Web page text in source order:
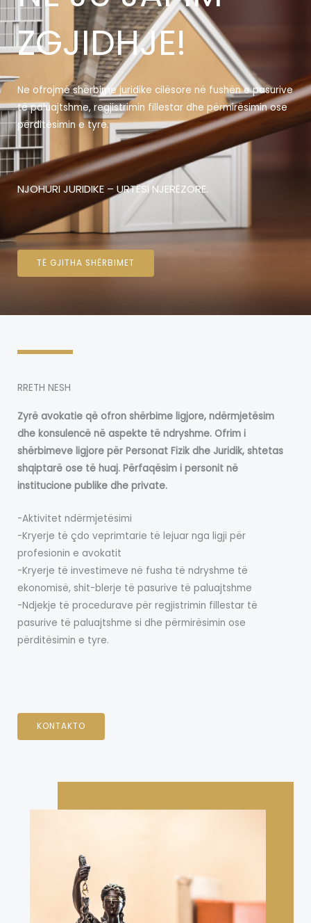
ZGJIDHJE!
Ne ofrojmë shërbime juridike cilësore në fushën e pasurive
të paluajtshme, regjistrimin fillestar dhe përmirësimin ose
përditësimin e tyre.
NJOHURI JURIDIKE – URTËSI NJERËZORE.
TË GJITHA SHËRBIMET
RRETH NESH
Zyrë avokatie që ofron shërbime ligjore, ndërmjetësim
dhe konsulencë në aspekte të ndryshme. Ofrim i
shërbimeve ligjore për Personat Fizik dhe Juridik, shtetas
shqiptarë ose të huaj. Përfaqësim i personit në
institucione publike dhe private.
-Aktivitet ndërmjetësimi
-Kryerje të çdo veprimtarie të lejuar nga ligji për
profesionin e avokatit
-Kryerje të investimeve në fusha të ndryshme të
ekonomisë, shit-blerje të pasurive të paluajtshme
-Ndjekje të procedurave për regjistrimin fillestar të
pasurive të paluajtshme si dhe përmirësimin ose
përditësimin e tyre.
KONTAKTO